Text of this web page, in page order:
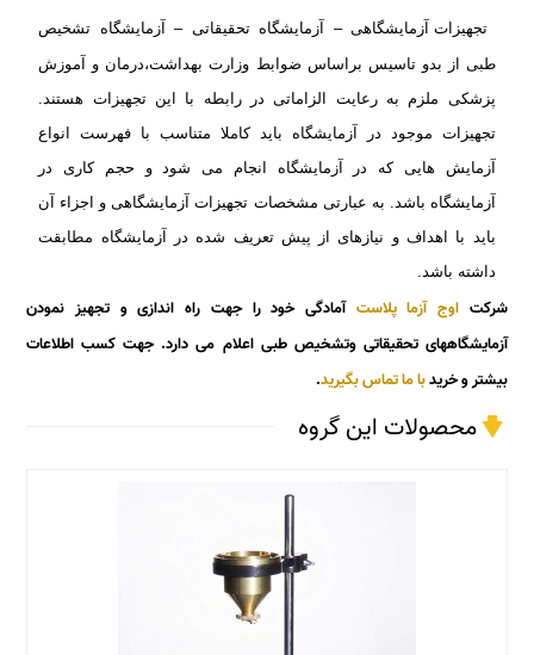
تجهیزات آزمایشگاهی – آزمایشگاه تحقیقاتی – آزمایشگاه تشخیص
طبی از بدو تاسیس براساس ضوابط وزارت بهداشت،درمان و آموزش
پزشکی ملزم بهرعایت الزاماتی در رابطه با این تجهیزات هستند.
تجهیزات موجود در آزمایشگاه باید کاملا متناسب با فهرست انواع
آزمایش هایی که در آزمایشگاه انجام می شود و حجم کاری در
آزمایشگاه باشد. به عبارتی مشخصات تجهیزات آزمایشگاهی و اجزاء آن
باید با اهداف و نیازهای از پیش تعریف شده در آزمایشگاه مطابقت
داشته باشد.
شرکتاوج آزما پلاست آمادگی خود را جهت راه اندازی و تجهیز نمودن
آزمایشگاههای تحقیقاتی وتشخیص طبی اعلام می دارد.جهت کسب اطلاعات
بیشتر و خریدبا ما تماس بگیرید.
محصولات این گروه